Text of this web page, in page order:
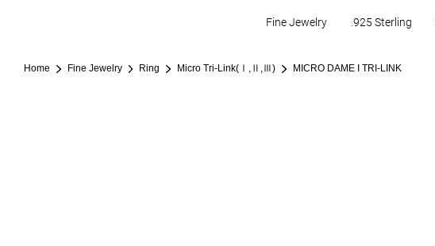
Fine Jewelry .925 Sterling
Home Fine Jewelry Ring Micro Tri-Link(Ⅰ,Ⅱ,Ⅲ) MICRO DAME I TRI-LINK